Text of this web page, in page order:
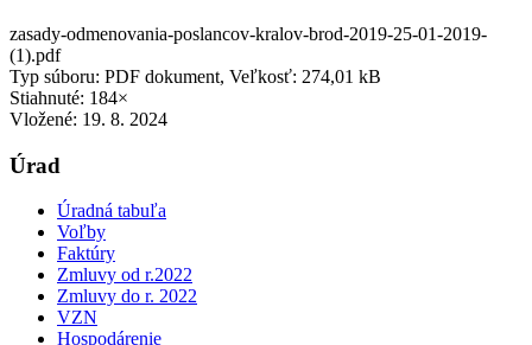
zasady-odmenovania-poslancov-kralov-brod-2019-25-01-2019-
(1).pdf
Typ súboru: PDF dokument, Veľkosť: 274,01 kB
Stiahnuté: 184×
Vložené: 19. 8. 2024
Úrad
Úradná tabuľa
Voľby
Faktúry
Zmluvy od r.2022
Zmluvy do r. 2022
VZN
Hospodárenie